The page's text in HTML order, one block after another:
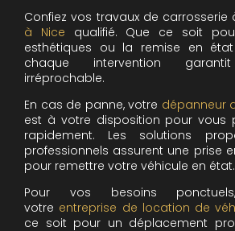
Confiez vos travaux de carrosserie
à Nice qualifié. Que ce soit
esthétiques ou la remise en
chaque intervention
irréprochable.
En cas de panne, votre dépanneur
est à votre disposition pour vous
rapidement. Les solutions
professionnels assurent une prise
pour remettre votre véhicule en état.
Pour vos besoins
votre entreprise de location de
ce soit pour un déplacement